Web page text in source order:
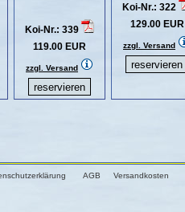
Koi-Nr.: 339
119.00 EUR
zzgl. Versand
Koi-Nr.: 322
129.00 EUR
zzgl. Versand
AGB Versandkosten